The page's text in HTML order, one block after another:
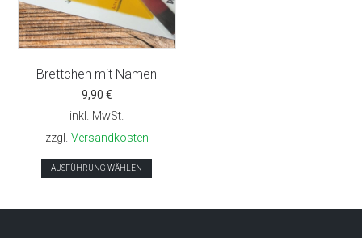
Brettchen mit Namen
9,90 €
inkl. MwSt.
zzgl. Versandkosten
AUSFÜHRUNG WÄHLEN
Dieses
Produkt